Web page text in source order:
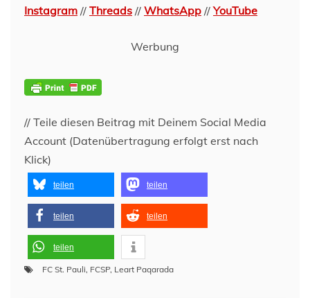
Instagram // Threads // WhatsApp //YouTube
Werbung
// Teile diesen Beitrag mit Deinem Social Media
Account (Datenübertragung erfolgt erst nach
Klick)
teilen teilen
teilen teilen
teilen
FC St. Pauli, FCSP, Leart Paqarada